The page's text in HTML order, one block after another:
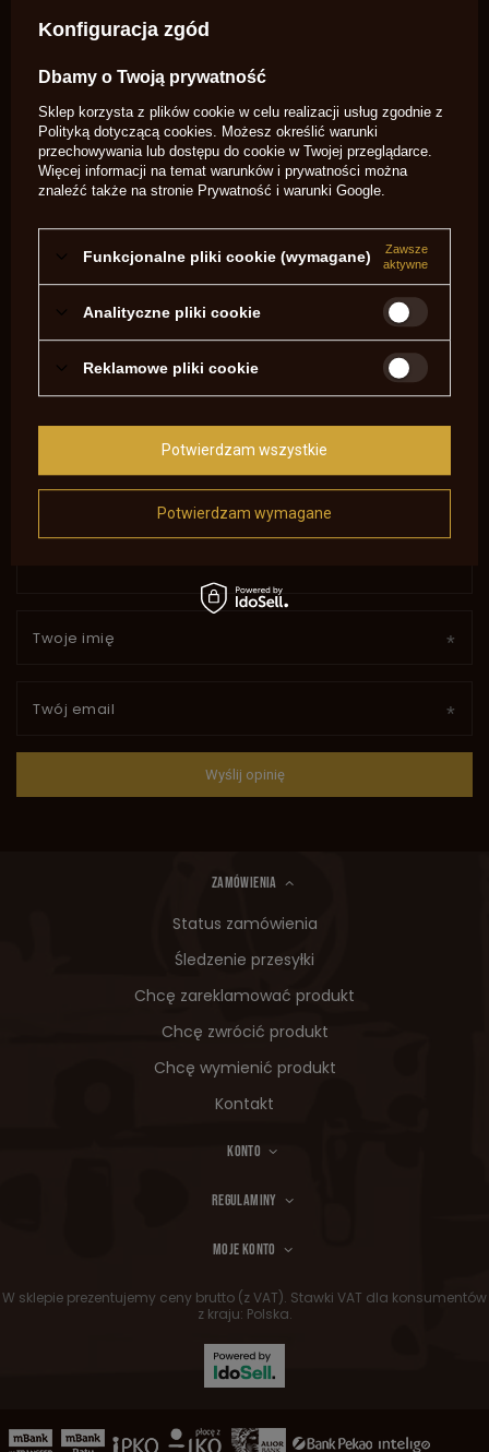
Witam. Czy klin do rewolweru Colt Police firmy Uberti, będzie
Pozdrawiam. Sławomir Młyński.
Potrzebujesz pomocy? Masz pytania?
Zadaj pytanie a my odpowiemy
niezwłocznie, najciekawsze pytania i
odpowiedzi publikując dla innych.
Zadaj pytanie
NAPISZ SWOJĄ OPINIĘ
Twoja ocena:
Dodaj własne zdjęcie produktu:
Twoje imię
Twój email
Wyślij opinię
ZAMÓWIENIA
Status zamówienia
Śledzenie przesyłki
Chcę zareklamować produkt
Chcę zwrócić produkt
Chcę wymienić produkt
Kontakt
KONTO
REGULAMINY
MOJE KONTO
W sklepie prezentujemy ceny brutto (z VAT). Stawki VAT dla konsumentów
z kraju: Polska.
Konfiguracja zgód
Dbamy o Twoją prywatność
Sklep korzysta z plików cookie w celu realizacji usług zgodnie z
Polityką dotyczącą cookies . Możesz określić warunki
przechowywania lub dostępu do cookie w Twojej przeglądarce.
Więcej informacji na temat warunków i prywatności można
znaleźć także na stronie Prywatność i warunki Google
Funkcjonalne pliki cookie (wymagane)
Zawsze
aktywne
Analityczne pliki cookie
Reklamowe pliki cookie
Potwierdzam wymagane
Potwierdzam wszystkie